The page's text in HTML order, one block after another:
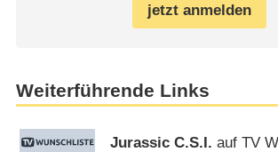
jetzt anmelden
Weiterführende Links
Jurassic C.S.I. auf TV